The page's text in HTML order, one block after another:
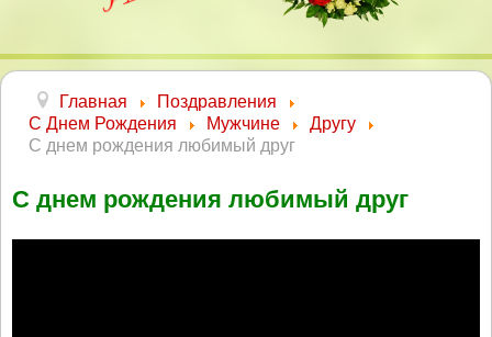
Главная
Поздравления
С Днем Рождения
Мужчине
Другу
С днем рождения любимый друг
С днем рождения любимый друг